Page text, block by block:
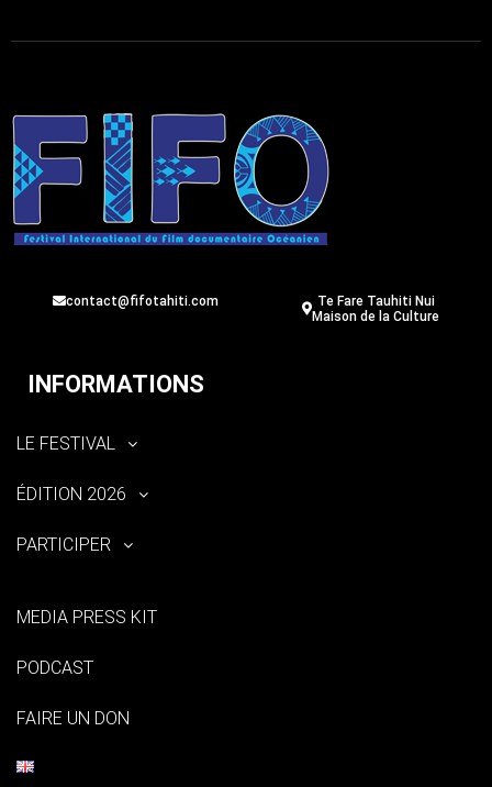
contact@fifotahiti.com
Te Fare Tauhiti Nui
Maison de la Culture
INFORMATIONS
LE FESTIVAL
ÉDITION 2026
PARTICIPER
MEDIA PRESS KIT
PODCAST
FAIRE UN DON